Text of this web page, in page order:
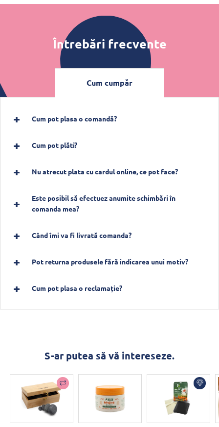
Întrebări frecvente
Cum cumpăr
Cum pot plasa o comandă?
Cum pot plăti?
Nu atrecut plata cu cardul online, ce pot face?
Este posibil să efectuez anumite schimbări în
comanda mea?
Când îmi va fi livrată comanda?
Pot returna produsele fără indicarea unui motiv?
Cum pot plasa o reclamație?
S-ar putea să vă intereseze.